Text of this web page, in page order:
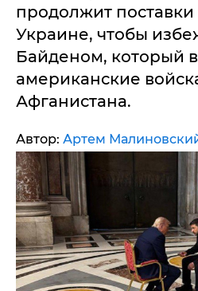
продолжит
Украине, чтобы
Байденом, который
американские
Афганистана.
Автор: Артем